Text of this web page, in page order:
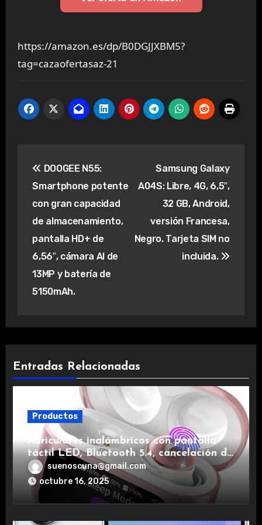
https://amazon.es/dp/B0DGJJXBM5?
tag=cazaofertasaz-21
de
entradas
DOOGEE N55:
Smartphone potente
con gran capacidad
de almacenamiento,
pantalla HD+ de
6,56″, cámara AI de
13MP y batería de
5150mAh.
Samsung Galaxy
A04S: Libre, 4G, 6,5″,
32 GB, Android,
versión Francesa,
Negro. Tarjeta SIM no
incluida.
Entradas Relacionadas
Productos
Auriculares inalámbricos con pantalla
táctil LED, Bluetooth 5.4, cancelación de
ruido, impermeables y de larga duración.
suenoscuna@gmail.com
octubre 16, 2025